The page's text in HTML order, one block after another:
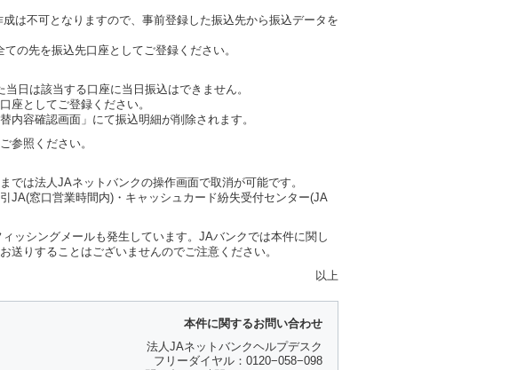
は不可となりますので、事前登録した振込先から振込データを
の先を振込先口座としてご登録ください。
日は該当する口座に当日振込はできません。
としてご登録ください。
容確認画面」にて振込明細が削除されます。
参照ください。
では法人JAネットバンクの操作画面で取消が可能です。
JA(窓口営業時間内)・キャッシュカード紛失受付センター(JA
ッシングメールも発生しています。JAバンクでは本件に関し
りすることはございませんのでご注意ください。
以上
本件に関するお問い合わせ
法人JAネットバンクヘルプデスク
フリーダイヤル：0120−058−098